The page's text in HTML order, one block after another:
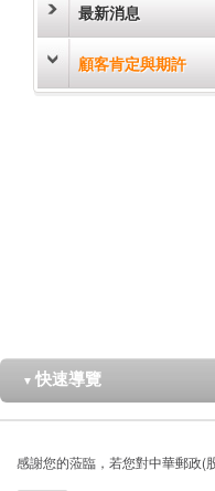
最新消息
顧客肯定與期許
▼ 快速導覽
感謝您的蒞臨，若您對中華郵政(